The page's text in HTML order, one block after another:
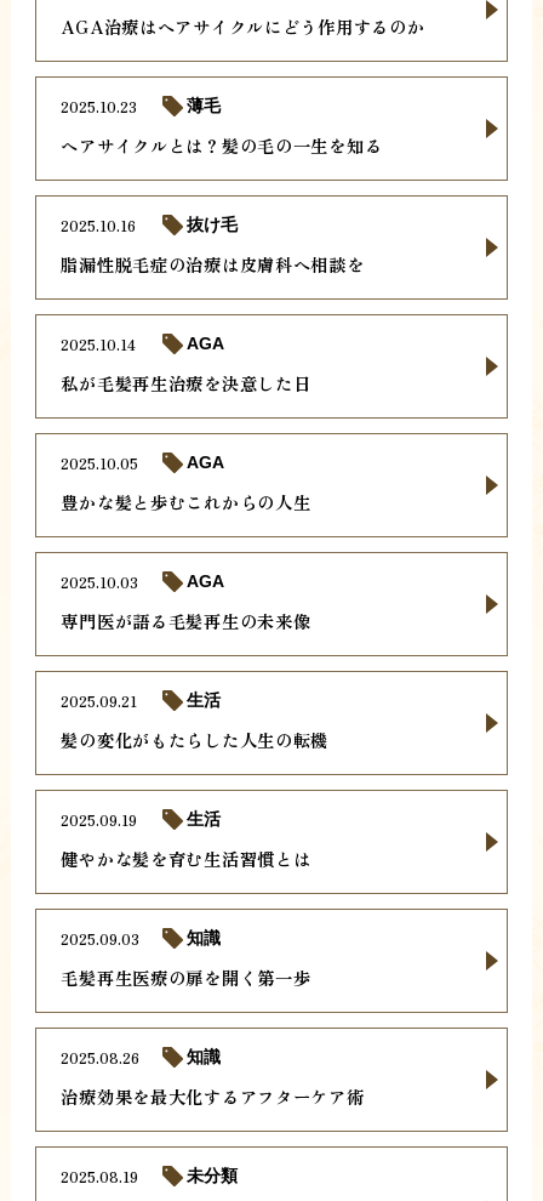
AGA治療はヘアサイクルにどう作用するのか
ヘアサイクルとは？髪の毛の一生を知る
2025.10.23 薄毛
脂漏性脱毛症の治療は皮膚科へ相談を
2025.10.16 抜け毛
私が毛髪再生治療を決意した日
2025.10.14 AGA
豊かな髪と歩むこれからの人生
2025.10.05 AGA
専門医が語る毛髪再生の未来像
2025.10.03 AGA
髪の変化がもたらした人生の転機
2025.09.21 生活
健やかな髪を育む生活習慣とは
2025.09.19 生活
毛髪再生医療の扉を開く第一歩
2025.09.03 知識
治療効果を最大化するアフターケア術
2025.08.26 知識
2025.08.19 未分類